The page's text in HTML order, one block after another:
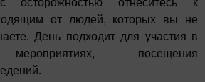
осторожностью отнеситесь к
от людей, которых вы не
День подходит для участия в
посещения